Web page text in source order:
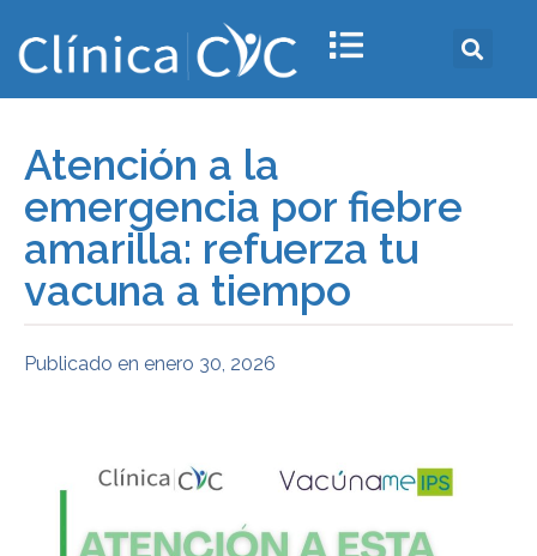
Atención a la
emergencia por fiebre
amarilla: refuerza tu
vacuna a tiempo
Publicado en enero 30, 2026